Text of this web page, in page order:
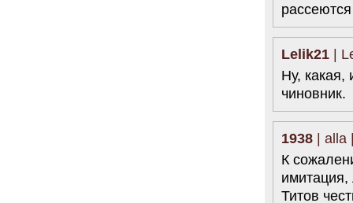
Lelik21 |
Ну, какая,
чиновник.
1938 | alla
К
имитация,
Титов